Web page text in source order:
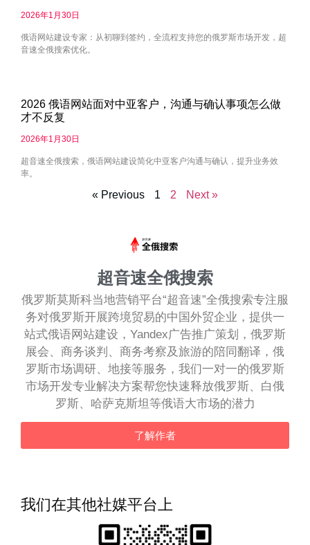
2026年1月30日
俄语网站建设专家：从初聊到签约，全流程支持您的俄罗斯市场开发，超
音速全俄搜索优化。
2026 俄语网站面对中亚客户，沟通与确认事项怎么做
才不反复
2026年1月30日
超音速全俄搜索，俄语网站建设简化中亚客户沟通与确认，提升业务效
率。
« Previous 1 2 Next »
超音速全俄搜索
俄罗斯莫斯科当地营销平台“超音速”全俄搜索专注服
务对俄罗斯开展跨境贸易的中国外贸企业，提供一
站式俄语网站建设，Yandex广告推广策划，俄罗斯
展会、商务谈判、商务考察及旅游的陪同翻译，俄
罗斯市场调研、地接等服务，我们一对一的俄罗斯
市场开发专业解决方案帮您快速释放俄罗斯、白俄
罗斯、哈萨克斯坦等俄语大市场的潜力
了解作者
我们在其他社媒平台上